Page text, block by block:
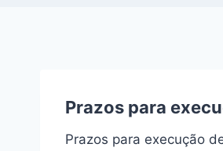
Prazos para
Prazos para execução